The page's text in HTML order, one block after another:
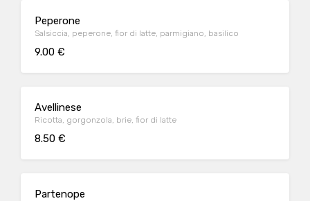
Peperone
Salsiccia, peperone, fior di latte, parmigiano, basilico
9.00 €
Avellinese
Ricotta, gorgonzola, brie, fior di latte
8.50 €
Partenope